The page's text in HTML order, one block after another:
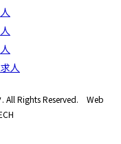
人
All Rights Reserved. Web